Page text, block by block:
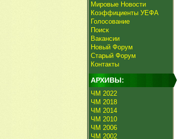
Мировые Новости
Коэффициенты УЕФА
Голосование
Поиск
Вакансии
Новый Форум
Старый Форум
Контакты
АРХИВЫ:
ЧМ 2022
ЧМ 2018
ЧМ 2014
ЧМ 2010
ЧМ 2006
ЧМ 2002